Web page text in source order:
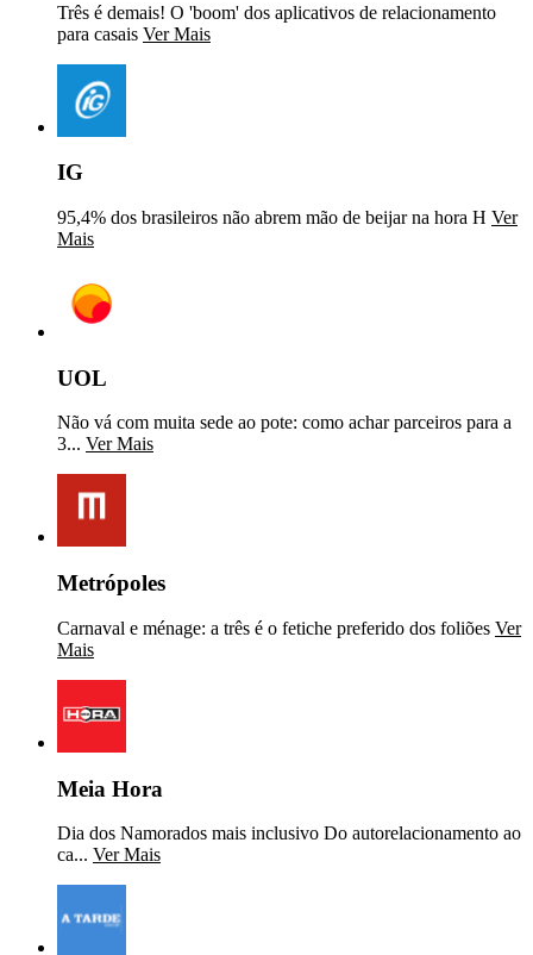
Três é demais! O 'boom' dos aplicativos de relacionamento
para casais Ver Mais
IG
95,4% dos brasileiros não abrem mão de beijar na hora H Ver
Mais
UOL
Não vá com muita sede ao pote: como achar parceiros para a
3... Ver Mais
Metrópoles
Carnaval e ménage: a três é o fetiche preferido dos foliões Ver
Mais
Meia Hora
Dia dos Namorados mais inclusivo Do autorelacionamento ao
ca... Ver Mais